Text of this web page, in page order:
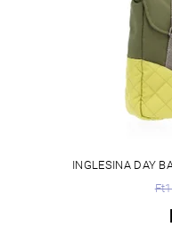
INGLESINA DAY